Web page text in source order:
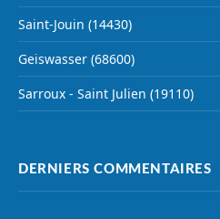
Saint-Jouin (14430)
Geiswasser (68600)
Sarroux - Saint Julien (19110)
DERNIERS COMMENTAIRES